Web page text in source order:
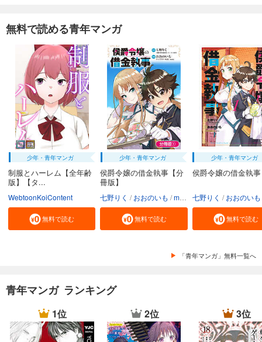
無料で読める青年マンガ
少年・青年マンガ
制服とハーレム【全年齢
版】【タ...
WebtoonKoiContent
無料で読む
少年・青年マンガ
侯爵令嬢の借金執事【分
冊版】
七野りく おおのいも mmu
無料で読む
少年・青年マンガ
侯爵令嬢の借金執事
七野りく おおのいも
無料で読む
「青年マンガ」無料一覧へ
青年マンガ ランキング
1位 2位 3位